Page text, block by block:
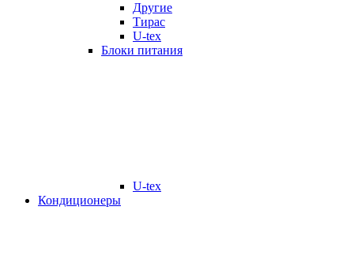
Другие
Тирас
U-tex
Блоки питания
U-tex
Кондиционеры